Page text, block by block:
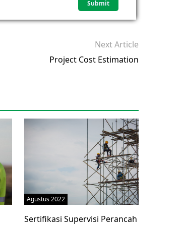
Next Article
Project Cost Estimation
Agustus 2022
Sertifikasi Supervisi Perancah